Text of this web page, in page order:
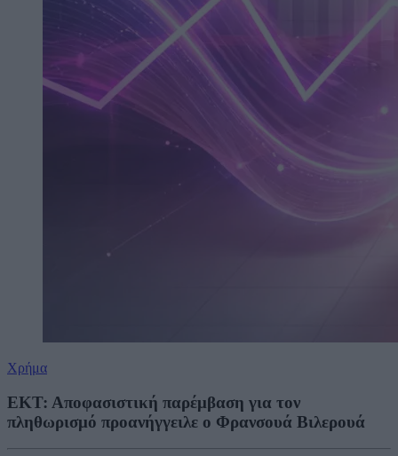
Χρήμα
ΕΚΤ: Αποφασιστική παρέμβαση για τον
πληθωρισμό προανήγγειλε ο Φρανσουά Βιλερουά